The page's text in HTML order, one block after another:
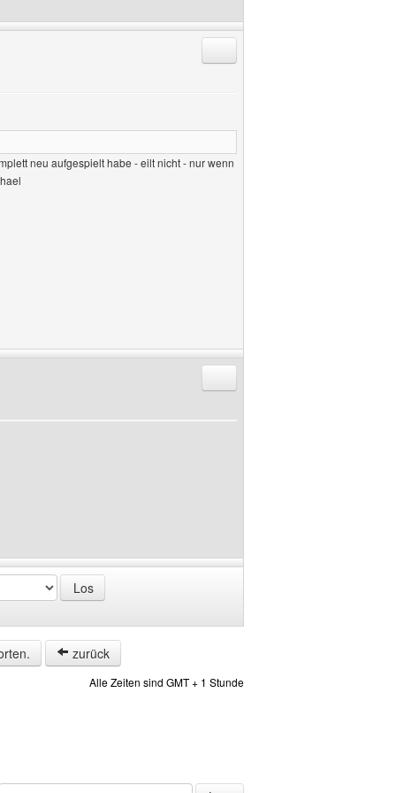
neu aufgespielt habe - eilt nicht - nur wenn
zurück
Alle Zeiten sind GMT + 1 Stunde